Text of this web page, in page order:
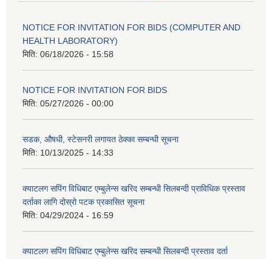
NOTICE FOR INVITATION FOR BIDS (COMPUTER AND
HEALTH LABORATORY)
मिति: 06/18/2026 - 15:58
NOTICE FOR INVITATION FOR BIDS
मिति: 05/27/2026 - 00:00
सडक, औषधी, स्टेसनरी लगायत ठेक्का सम्बन्धी सूचना
मिति: 10/13/2025 - 14:33
क्याटलग सपिंग विधिबाट एम्बुलेन्स खरिद सम्बन्धी सिलबन्दी प्राविधिक प्रस्ताव
दर्ताका लागि दोस्रो पटक प्रकासित सूचना
मिति: 04/29/2024 - 16:59
क्याटलग सपिंग विधिबाट एम्बुलेन्स खरिद सम्बन्धी सिलबन्दी प्रस्ताव दर्ता